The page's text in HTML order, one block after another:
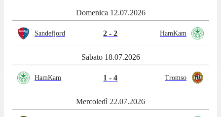
Domenica 12.07.2026
Sandefjord 2 - 2 HamKam
Sabato 18.07.2026
HamKam 1 - 4 Tromso
Mercoledì 22.07.2026